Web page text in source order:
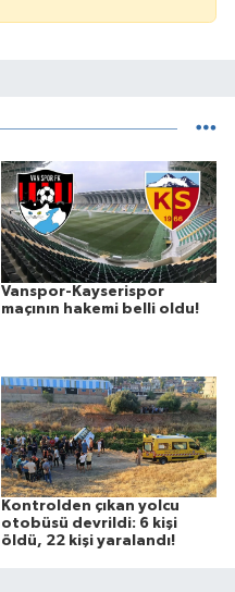
Vanspor-Kayserispor
maçının hakemi belli oldu!
Kontrolden çıkan yolcu
otobüsü devrildi: 6 kişi
öldü, 22 kişi yaralandı!